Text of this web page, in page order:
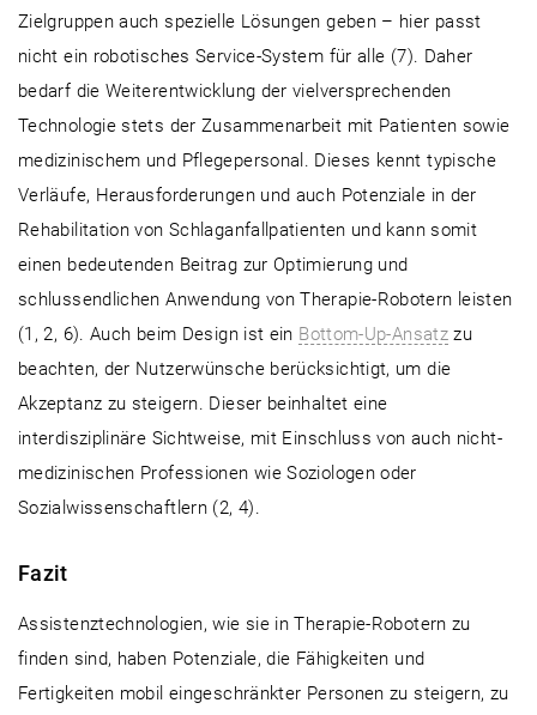
Zielgruppen auch spezielle Lösungen geben – hier passt
nicht ein robotisches Service-System für alle (7). Daher
bedarf die Weiterentwicklung der vielversprechenden
Technologie stets der Zusammenarbeit mit Patienten sowie
medizinischem und Pflegepersonal. Dieses kennt typische
Verläufe, Herausforderungen und auch Potenziale in der
Rehabilitation von Schlaganfallpatienten und kann somit
einen bedeutenden Beitrag zur Optimierung und
schlussendlichen Anwendung von Therapie-Robotern leisten
(1, 2, 6). Auch beim Design ist ein Bottom-Up-Ansatz zu
beachten, der Nutzerwünsche berücksichtigt, um die
Akzeptanz zu steigern. Dieser beinhaltet eine
interdisziplinäre Sichtweise, mit Einschluss von auch nicht-
medizinischen Professionen wie Soziologen oder
Sozialwissenschaftlern (2, 4).
Fazit
Assistenztechnologien, wie sie in Therapie-Robotern zu
finden sind, haben Potenziale, die Fähigkeiten und
Fertigkeiten mobil eingeschränkter Personen zu steigern, zu